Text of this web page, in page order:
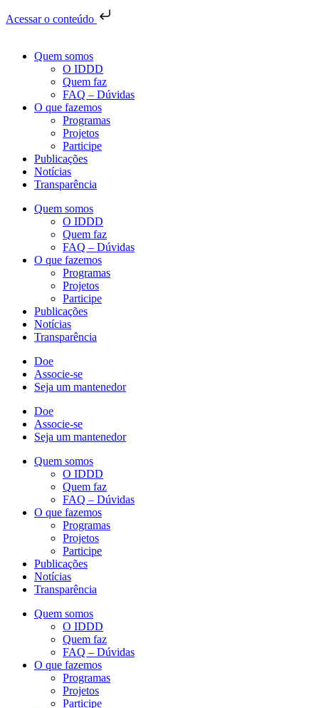
Acessar o conteúdo
Quem somos
O IDDD
Quem faz
FAQ – Dúvidas
O que fazemos
Programas
Projetos
Participe
Publicações
Notícias
Transparência
Quem somos
O IDDD
Quem faz
FAQ – Dúvidas
O que fazemos
Programas
Projetos
Participe
Publicações
Notícias
Transparência
Doe
Associe-se
Seja um mantenedor
Doe
Associe-se
Seja um mantenedor
Quem somos
O IDDD
Quem faz
FAQ – Dúvidas
O que fazemos
Programas
Projetos
Participe
Publicações
Notícias
Transparência
Quem somos
O IDDD
Quem faz
FAQ – Dúvidas
O que fazemos
Programas
Projetos
Participe